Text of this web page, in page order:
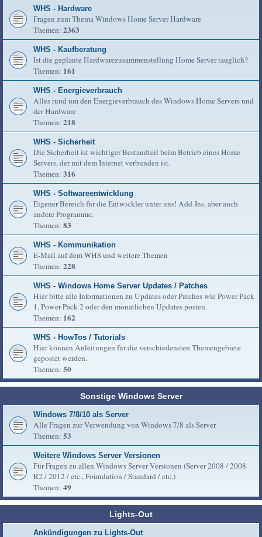
WHS - Hardware
Fragen zum Thema Windows Home Server Hardware
Themen: 2363
WHS - Kaufberatung
Ist die geplante Hardwarezusammenstellung Home Server tauglich?
Themen: 161
WHS - Energieverbrauch
Alles rund um den Energieverbrauch des Windows Home Servers und
der Hardware
Themen: 218
WHS - Sicherheit
Die Sicherheit ist wichtiger Bestandteil beim Betrieb eines Home
Servers, der mit dem Internet verbunden ist.
Themen: 316
WHS - Softwareentwicklung
Eigener Bereich für die Entwickler unter uns! Add-Ins, aber auch
andere Programme.
Themen: 83
WHS - Kommunikation
E-Mail auf dem WHS und weitere Themen
Themen: 228
WHS - Windows Home Server Updates / Patches
Hier bitte alle Informationen zu Updates oder Patches wie Power Pack
1, Power Pack 2 oder den monatlichen Updates posten.
Themen: 162
WHS - HowTos / Tutorials
Hier können Anleitungen für die verschiedensten Themengebiete
gepostet werden.
Themen: 50
Sonstige Windows Server
Windows 7/8/10 als Server
Alle Fragen zur Verwendung von Windows 7/8 als Server
Themen: 53
Weitere Windows Server Versionen
Für Fragen zu allen Windows Server Versionen (Server 2008 / 2008
R2 / 2012 / etc., Foundation / Standard / etc.)
Themen: 49
Lights-Out
Ankündigungen zu Lights-Out